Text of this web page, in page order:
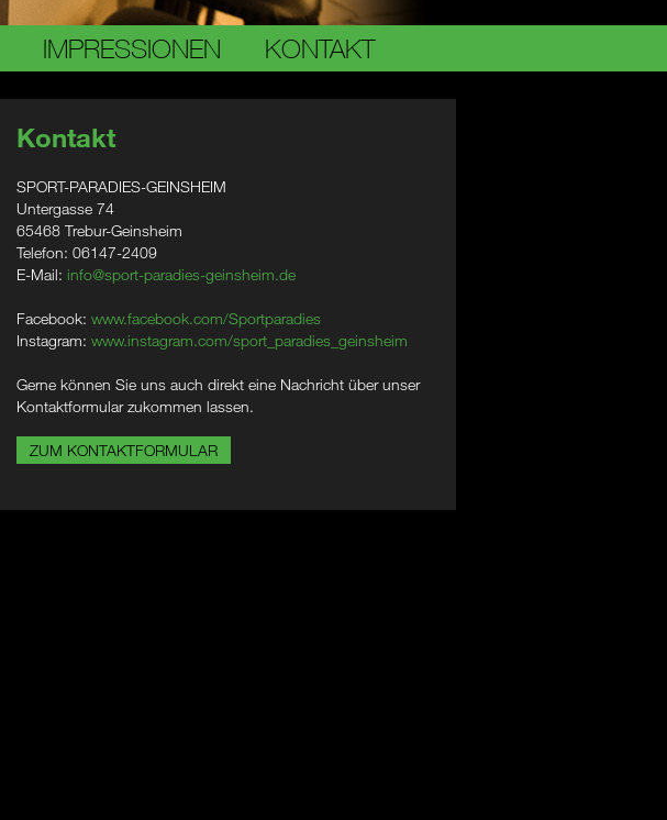
IMPRESSIONEN KONTAKT
Kontakt
SPORT-PARADIES-GEINSHEIM
Untergasse 74
65468 Trebur-Geinsheim
Telefon: 06147-2409
E-Mail: info@sport-paradies-geinsheim.de
Facebook: www.facebook.com/Sportparadies
Instagram: www.instagram.com/sport_paradies_geinsheim
Gerne können Sie uns auch direkt eine Nachricht über unser
Kontaktformular zukommen lassen.
ZUM KONTAKTFORMULAR